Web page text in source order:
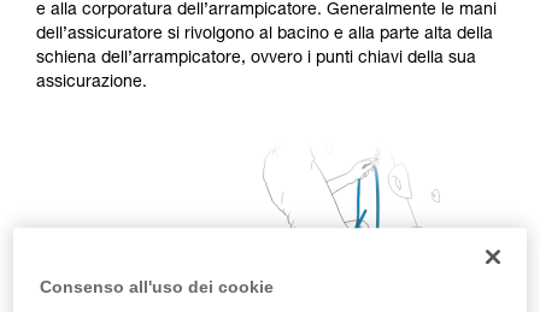
capacità di rifare la manovra, da soli, in piena
sicurezza, prima di riprodurla autonomamente.
Forniamo esempi di tecniche relative alla vostra
attività. Ne possono esistere altre che non
e alla corporatura dell’arrampicatore. Generalmente le mani
dell’assicuratore si rivolgono al bacino e alla parte alta della
schiena dell’arrampicatore, ovvero i punti chiavi della sua
assicurazione.
Consenso all'uso dei cookie